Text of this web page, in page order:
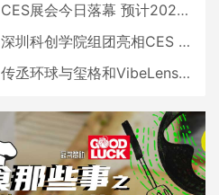
CES展会今日落幕 预计2026行业收入将超五千亿美元
深圳科创学院组团亮相CES 广受好评
传丞环球与玺格和VibeLens共同推出全新耳机